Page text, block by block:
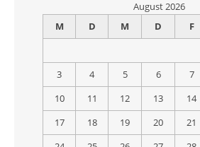
August 2026
M
D M D F
3
4 5 6 7
10
11 12 13 14
17
18 19 20 21